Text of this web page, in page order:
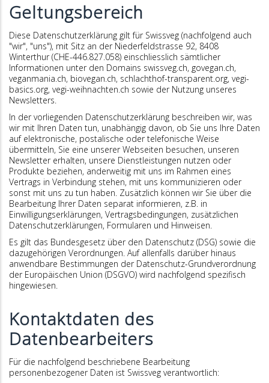
Geltungsbereich
Diese Datenschutzerklärung gilt für Swissveg (nachfolgend auch
"wir", "uns"), mit Sitz an der Niederfeldstrasse 92, 8408
Winterthur (CHE-446.827.058) einschliesslich sämtlicher
Informationen unter den Domains swissveg.ch, govegan.ch,
veganmania.ch, biovegan.ch, schlachthof-transparent.org, vegi-
basics.org, vegi-weihnachten.ch sowie der Nutzung unseres
Newsletters.
In der vorliegenden Datenschutzerklärung beschreiben wir, was
wir mit Ihren Daten tun, unabhängig davon, ob Sie uns Ihre Daten
auf elektronische, postalische oder telefonische Weise
übermitteln, Sie eine unserer Webseiten besuchen, unseren
Newsletter erhalten, unsere Dienstleistungen nutzen oder
Produkte beziehen, anderweitig mit uns im Rahmen eines
Vertrags in Verbindung stehen, mit uns kommunizieren oder
sonst mit uns zu tun haben. Zusätzlich können wir Sie über die
Bearbeitung Ihrer Daten separat informieren, z.B. in
Einwilligungserklärungen, Vertragsbedingungen, zusätzlichen
Datenschutzerklärungen, Formularen und Hinweisen.
Es gilt das Bundesgesetz über den Datenschutz (DSG) sowie die
dazugehörigen Verordnungen. Auf allenfalls darüber hinaus
anwendbare Bestimmungen der Datenschutz-Grundverordnung
der Europäischen Union (DSGVO) wird nachfolgend spezifisch
hingewiesen.
Kontaktdaten des
Datenbearbeiters
Für die nachfolgend beschriebene Bearbeitung
personenbezogener Daten ist Swissveg verantwortlich: